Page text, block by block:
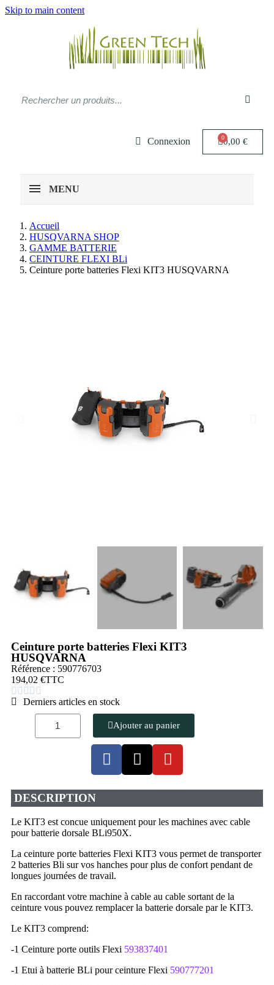
Skip to main content
Connexion 0,00 €
MENU
Accueil
HUSQVARNA SHOP
GAMME BATTERIE
CEINTURE FLEXI BLi
Ceinture porte batteries Flexi KIT3 HUSQVARNA
Ceinture porte batteries Flexi KIT3
HUSQVARNA
Référence : 590776703
194,02 €TTC
    
Derniers articles en stock
Ajouter au panier
DESCRIPTION
Le KIT3 est concue uniquement pour les machines avec cable
pour batterie dorsale BLi950X.
La ceinture porte batteries Flexi KIT3 vous permet de transporter
2 batteries Bli sur vos hanches pour plus de confort pendant de
longues journées de travail.
En raccordant votre machine à cable au cable sortant de la
ceinture vous pouvez remplacer la batterie dorsale par le KIT3.
Le KIT3 comprend:
-1 Ceinture porte outils Flexi 593837401
-1 Etui à batterie BLi pour ceinture Flexi 590777201